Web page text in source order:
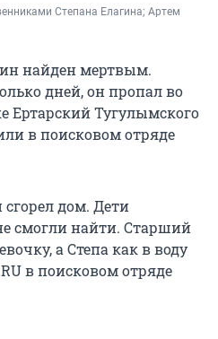
Степана Елагина; Артем
найден мертвым.
дней, он пропал во
Ертарский Тугулымского
в поисковом отряде
дом. Дети
смогли найти. Старший
а Степа как в воду
в поисковом отряде